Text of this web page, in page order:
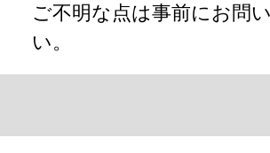
ご不明な点は事前にお問
い。